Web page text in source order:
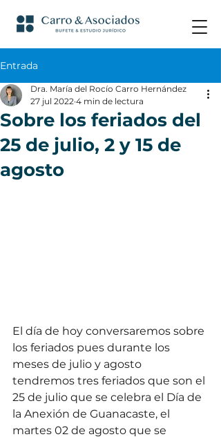
Entrada
Sobre los feriados del
25 de julio, 2 y 15 de
agosto
Dra. María del Rocío Carro Hernández
27 jul 2022 4 min de lectura
El día de hoy conversaremos sobre
los feriados pues durante los
meses de julio y agosto
tendremos tres feriados que son el
25 de julio que se celebra el Día de
la Anexión de Guanacaste, el
martes 02 de agosto que se